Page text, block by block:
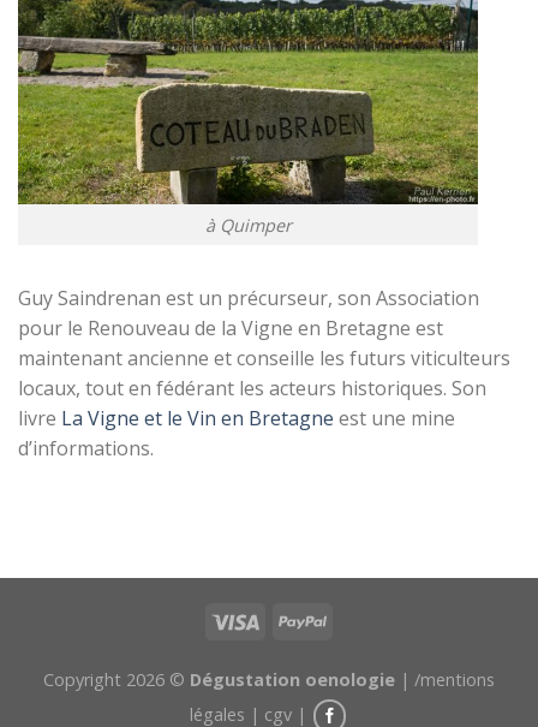
à Quimper
Guy Saindrenan est un précurseur, son Association
pour le Renouveau de la Vigne en Bretagne est
maintenant ancienne et conseille les futurs viticulteurs
locaux, tout en fédérant les acteurs historiques. Son
livre La Vigne et le Vin en Bretagne est une mine
d’informations.
Copyright 2026 © Dégustation oenologie | /mentions
légales | cgv |